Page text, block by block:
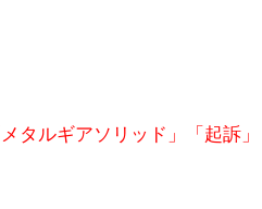
メタルギアソリッド」「起訴」